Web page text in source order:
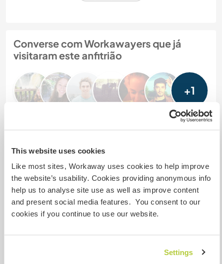
This website uses cookies
Like most sites, Workaway uses cookies to help improve
the website’s usability. Cookies providing anonymous info
help us to analyse site use as well as improve content
and present social media features. You consent to our
cookies if you continue to use our website.
Settings
Converse com Workawayers que já
visitaram este anfitrião
+1
15 dez. 2023
Feito pelo anfitrião para o Workawayer (Cyrielle)
It was a great experience receiving Cyrielle as a
volunteer. She was a great help! Eager to learn, a
lot of energy, and always in a good mood. Cyrielle
guest and loved to help them out when ever she